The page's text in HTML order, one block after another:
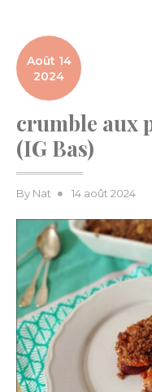
Août 14
2024
crumble aux
(IG Bas)
By Nat
Posted
14 août 2024